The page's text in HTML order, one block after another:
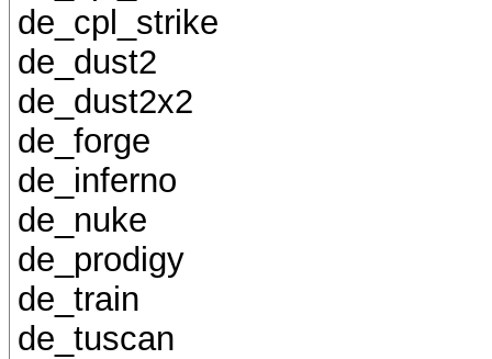
de_cpl_strike
de_dust2
de_dust2x2
de_forge
de_inferno
de_nuke
de_prodigy
de_train
de_tuscan